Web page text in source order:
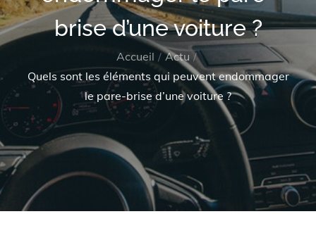
brise d’une voiture ?
Accueil
Actu
Quels sont les éléments qui peuvent endommager
le pare-brise d’une voiture ?